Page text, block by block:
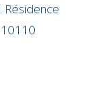
Résidence
10110